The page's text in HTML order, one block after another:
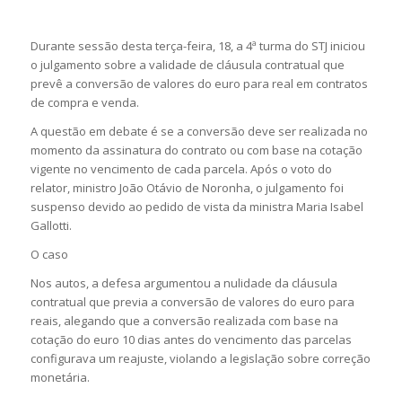
Durante sessão desta terça-feira, 18, a 4ª turma do STJ iniciou
o julgamento sobre a validade de cláusula contratual que
prevê a conversão de valores do euro para real em contratos
de compra e venda.
A questão em debate é se a conversão deve ser realizada no
momento da assinatura do contrato ou com base na cotação
vigente no vencimento de cada parcela. Após o voto do
relator, ministro João Otávio de Noronha, o julgamento foi
suspenso devido ao pedido de vista da ministra Maria Isabel
Gallotti.
O caso
Nos autos, a defesa argumentou a nulidade da cláusula
contratual que previa a conversão de valores do euro para
reais, alegando que a conversão realizada com base na
cotação do euro 10 dias antes do vencimento das parcelas
configurava um reajuste, violando a legislação sobre correção
monetária.